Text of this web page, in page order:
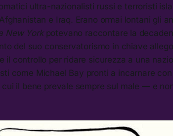
ultra-nazionalisti russi e terroristi
e Iraq. Erano ormai lontani gli
New York potevano raccontare la
del suo conservatorismo in chiave
il controllo per ridare sicurezza a una
come Michael Bay pronti a incarnare
il bene prevale sempre sul male — e non